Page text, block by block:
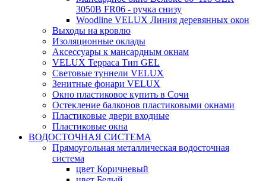
3050B FR06 - ручка снизу
Woodline VELUX Линия деревянных окон
Выходы на кровлю
Изоляционные оклады
Аксессуары к мансардным окнам
VELUX Терраса Тип GEL
Световые туннели VELUX
Зенитные фонари VELUX
Окно пластиковое купить в Сочи
Остекление балконов пластиковыми окнами
Пластиковые двери входные
Пластиковые окна
ВОДОСТОЧНАЯ СИСТЕМА
Прямоугольная металлическая водосточная
система
цвет Коричневый